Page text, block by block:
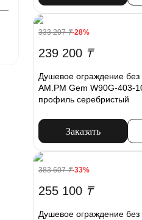
333 207₸-28%
239 200 ₸
Душевое ограждение
AM.PM Gem W90G-403-
профиль серебристый
Заказать
383 607₸-33%
255 100 ₸
Душевое ограждение